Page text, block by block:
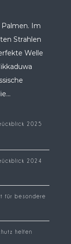
Palmen. Im
Strahlen
Welle
2025
2024
für besondere
helfen